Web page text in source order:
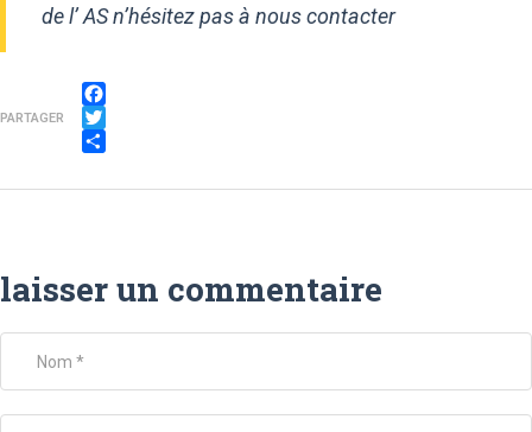
de l’ AS n’hésitez pas à nous contacter
PARTAGER
Facebook
Twitter
laisser un commentaire